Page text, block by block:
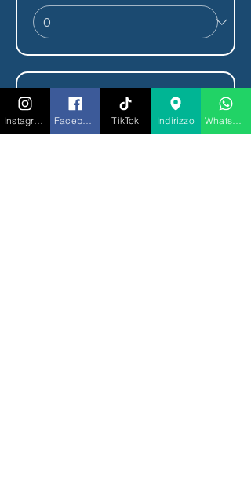
Tipo di biglietto
CENA
SPETTACOLO+BELLAVISTA
TikTok Indirizzo